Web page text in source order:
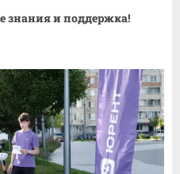
и поддержка!